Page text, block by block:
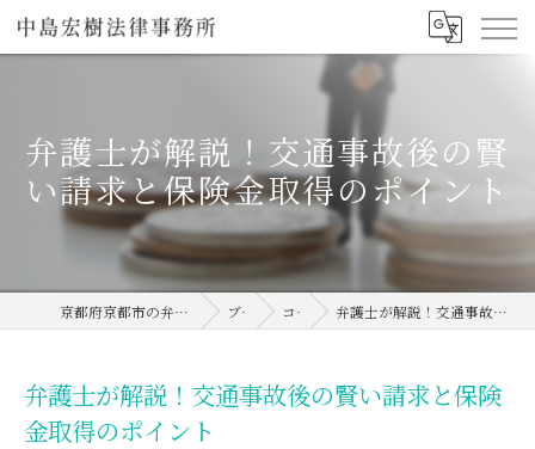
弁護士が解説！交通事故後の賢
い請求と保険金取得のポイント
京都府京都市の弁護士なら中島宏樹法律事務所 ブログ コラム 弁護士が解説！交通事故後の賢い請求と保険金取得のポイント
弁護士が解説！交通事故後の賢い請求と保険
金取得のポイント